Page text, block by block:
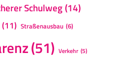
Schulweg(14)
(11) Straßenausbau (6)
(51) Verkehr (5)